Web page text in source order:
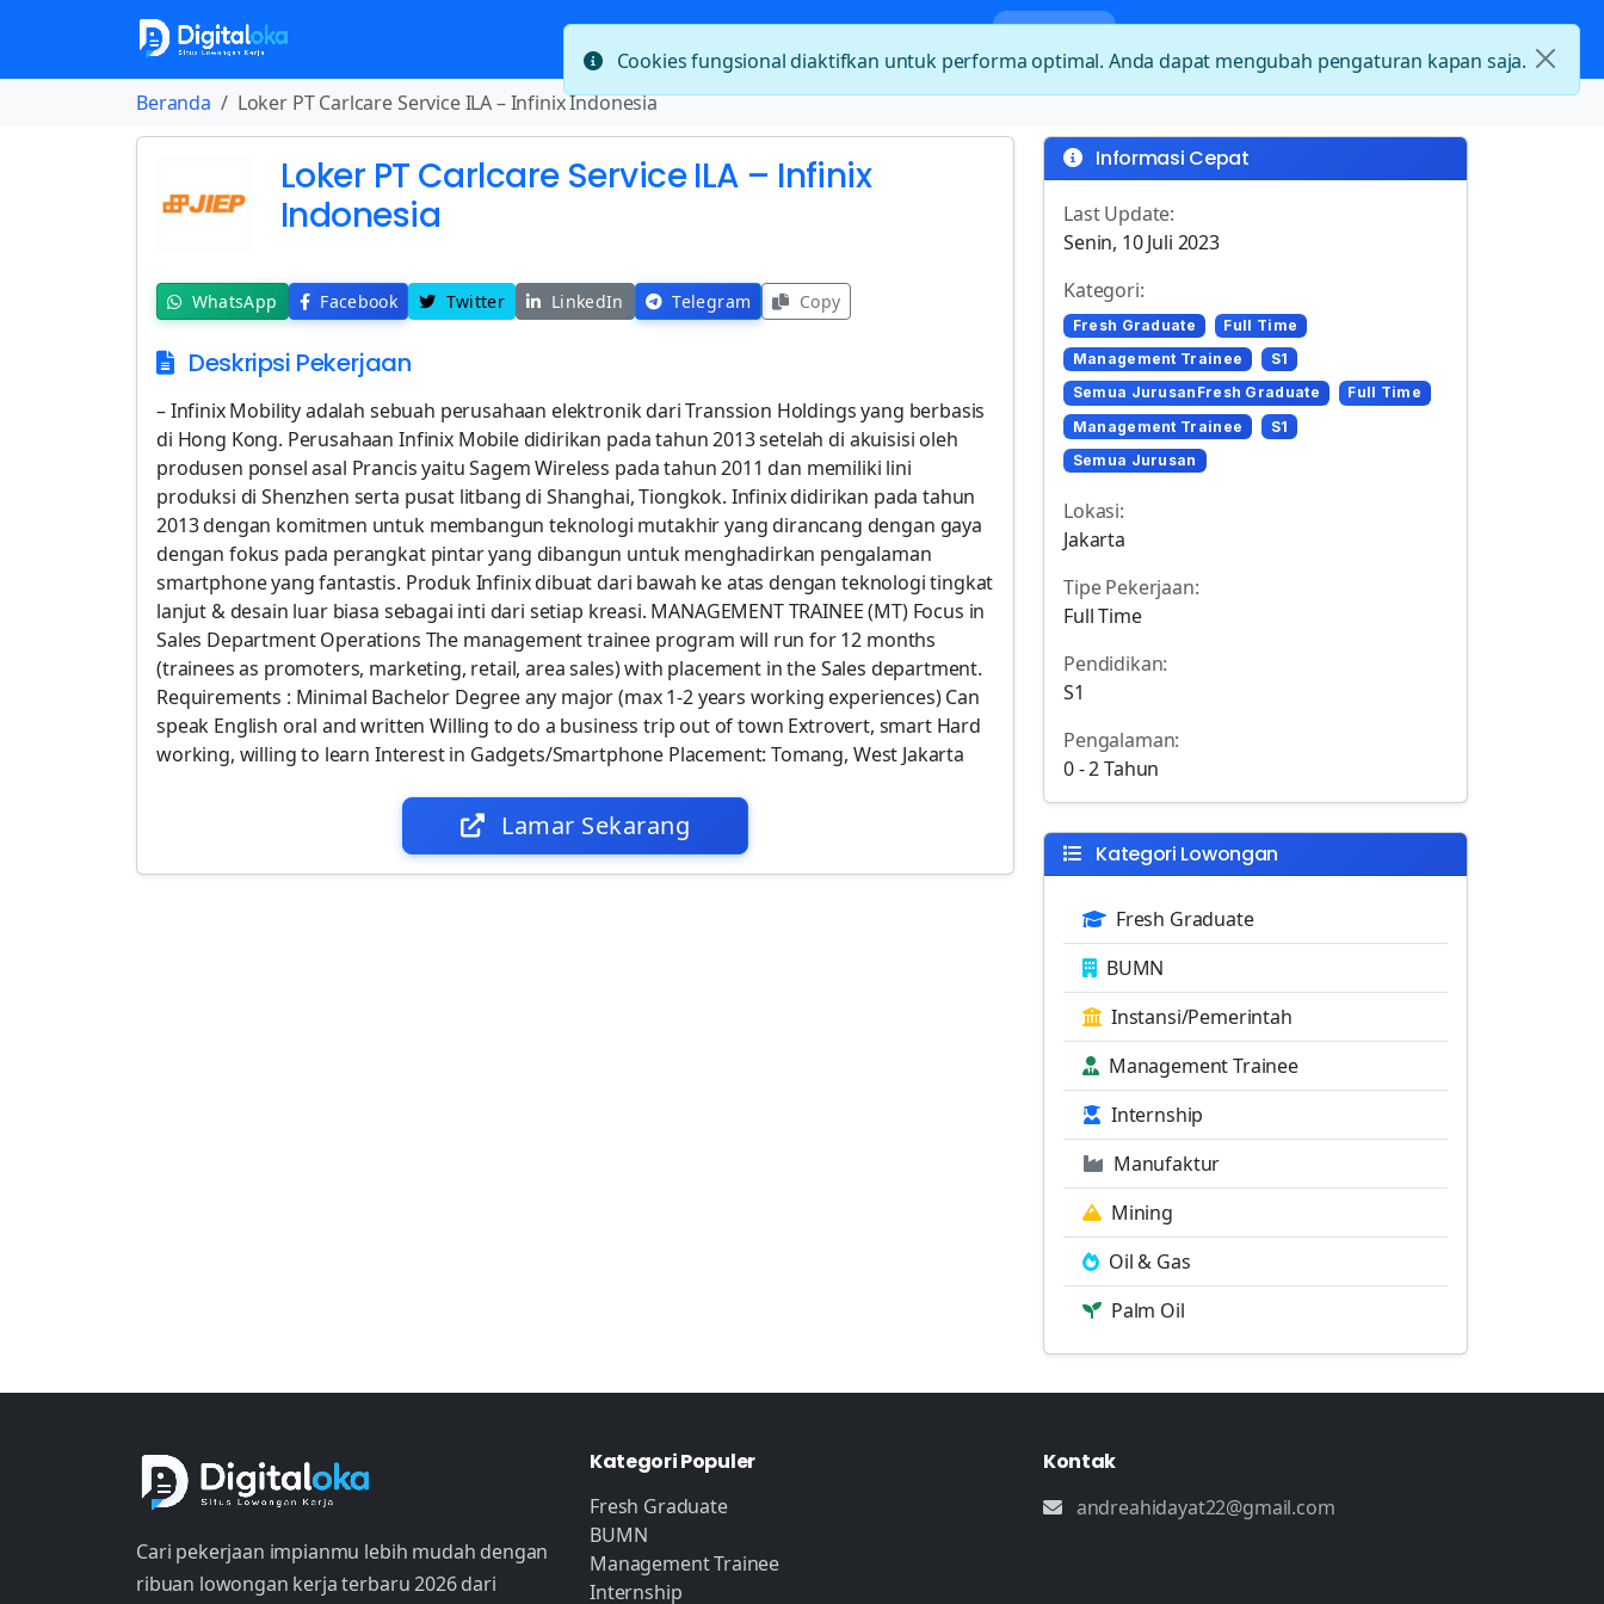
Beranda Loker PT Carlcare Service ILA – Infinix Indonesia
Loker PT Carlcare Service ILA – Infinix
Indonesia
WhatsApp Facebook Twitter LinkedIn Telegram Copy
Deskripsi Pekerjaan
– Infinix Mobility adalah sebuah perusahaan elektronik dari Transsion Holdings yang berbasis
di Hong Kong. Perusahaan Infinix Mobile didirikan pada tahun 2013 setelah di akuisisi oleh
produsen ponsel asal Prancis yaitu Sagem Wireless pada tahun 2011 dan memiliki lini
produksi di Shenzhen serta pusat litbang di Shanghai, Tiongkok. Infinix didirikan pada tahun
2013 dengan komitmen untuk membangun teknologi mutakhir yang dirancang dengan gaya
dengan fokus pada perangkat pintar yang dibangun untuk menghadirkan pengalaman
smartphone yang fantastis. Produk Infinix dibuat dari bawah ke atas dengan teknologi tingkat
lanjut & desain luar biasa sebagai inti dari setiap kreasi. MANAGEMENT TRAINEE (MT) Focus in
Sales Department Operations The management trainee program will run for 12 months
(trainees as promoters, marketing, retail, area sales) with placement in the Sales department.
Requirements : Minimal Bachelor Degree any major (max 1-2 years working experiences) Can
speak English oral and written Willing to do a business trip out of town Extrovert, smart Hard
working, willing to learn Interest in Gadgets/Smartphone Placement: Tomang, West Jakarta
Lamar Sekarang
Informasi Cepat
Last Update:
Senin, 10 Juli 2023
Kategori:
Fresh Graduate
Full Time
Management Trainee
S1
Semua JurusanFresh Graduate
Full Time
Management Trainee
S1
Semua Jurusan
Lokasi:
Jakarta
Tipe Pekerjaan:
Full Time
Pendidikan:
S1
Pengalaman:
0 - 2 Tahun
Kategori Lowongan
Fresh Graduate
BUMN
Instansi/Pemerintah
Management Trainee
Internship
Manufaktur
Mining
Oil & Gas
Palm Oil
Cari pekerjaan impianmu lebih mudah dengan
ribuan lowongan kerja terbaru 2026 dari
Kategori Populer
Fresh Graduate
BUMN
Management Trainee
Internship
Kontak
andreahidayat22@gmail.com
Cookies fungsional diaktifkan untuk performa optimal. Anda dapat mengubah pengaturan kapan saja.